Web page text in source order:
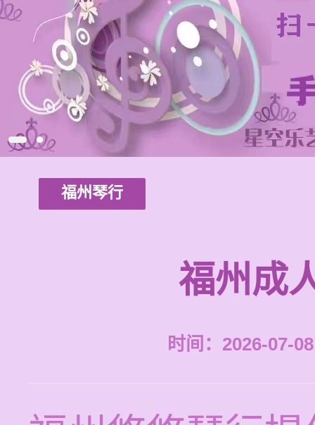
福州琴行
福州成
时间：2026-07-